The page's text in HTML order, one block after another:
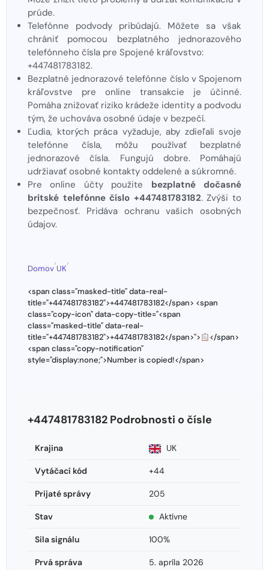
prúde.
Telefónne podvody pribúdajú. Môžete sa však
chrániť pomocou bezplatného jednorazového
telefónneho čísla pre Spojené kráľovstvo:
+447481783182.
Bezplatné jednorazové telefónne číslo v Spojenom
kráľovstve pre online transakcie je účinné.
Pomáha znižovať riziko krádeže identity a podvodu
tým, že uchováva osobné údaje v bezpečí.
Ľudia, ktorých práca vyžaduje, aby zdieľali svoje
telefónne čísla, môžu používať bezplatné
jednorazové čísla. Fungujú dobre. Pomáhajú
udržiavať osobné kontakty oddelené a súkromné.
Pre online účty použite bezplatné dočasné
britské telefónne číslo +447481783182. Zvýši to
bezpečnosť. Pridáva ochranu vašich osobných
údajov.
Domov
›
UK
›
<span class="masked-title" data-real-
title="+447481783182">+447481783182</span> <span
class="copy-icon" data-copy-title="<span
class="masked-title" data-real-
title="+447481783182">+447481783182</span>">
</span>
<span class="copy-notification"
style="display:none;">Number is copied!</span>
+447481783182 Podrobnosti o čísle
Krajina UK
Vytáčací kód +44
Prijaté správy 205
Stav Aktívne
Sila signálu 100%
Prvá správa 5. apríla 2026